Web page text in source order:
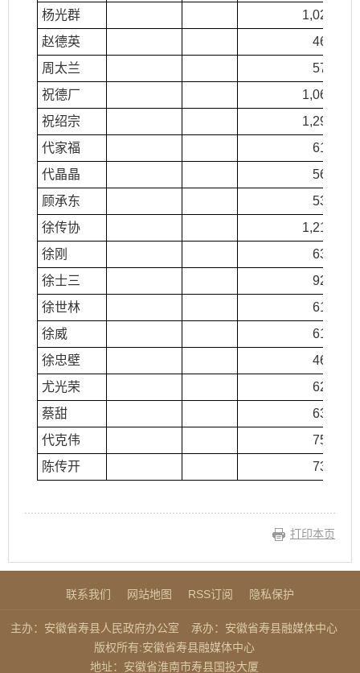
杨光群
1,022.00
赵德英
461.00
周太兰
576.00
祝德厂
1,062.00
祝绍宗
1,299.00
代家福
615.00
代晶晶
563.00
顾承东
531.00
徐传协
1,210.00
徐刚
631.00
徐士三
922.00
徐世林
613.00
徐威
610.00
徐忠壁
461.00
尤光荣
621.00
蔡甜
631.00
代克伟
755.00
陈传开
738.00
打印本页
联系我们 网站地图 RSS订阅 隐私保护
主办：安徽省寿县人民政府办公室
承办：安徽省寿县融媒体中心
版权所有:安徽省寿县融媒体中心
地址：安徽省淮南市寿县国投大厦